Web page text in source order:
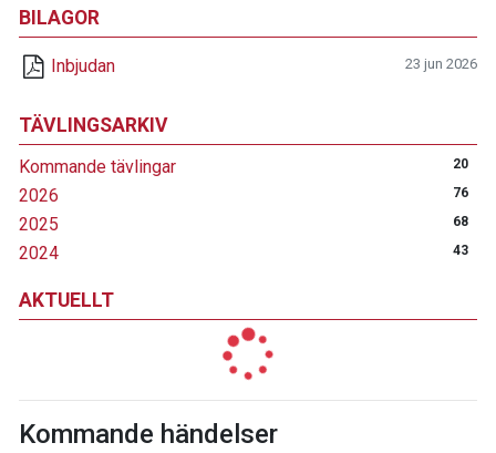
BILAGOR
Inbjudan 23 jun 2026
TÄVLINGSARKIV
Kommande tävlingar 20
2026 76
2025 68
2024 43
AKTUELLT
Kommande händelser